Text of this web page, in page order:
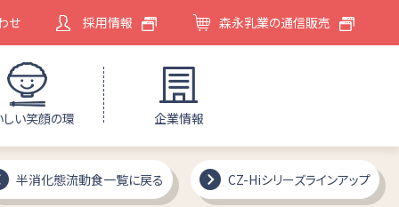
しい笑顔の環 企業情報
せ 採用情報 森永乳業の通信販売
半消化態流動食一覧に戻る CZ-Hiシリーズラインアップ